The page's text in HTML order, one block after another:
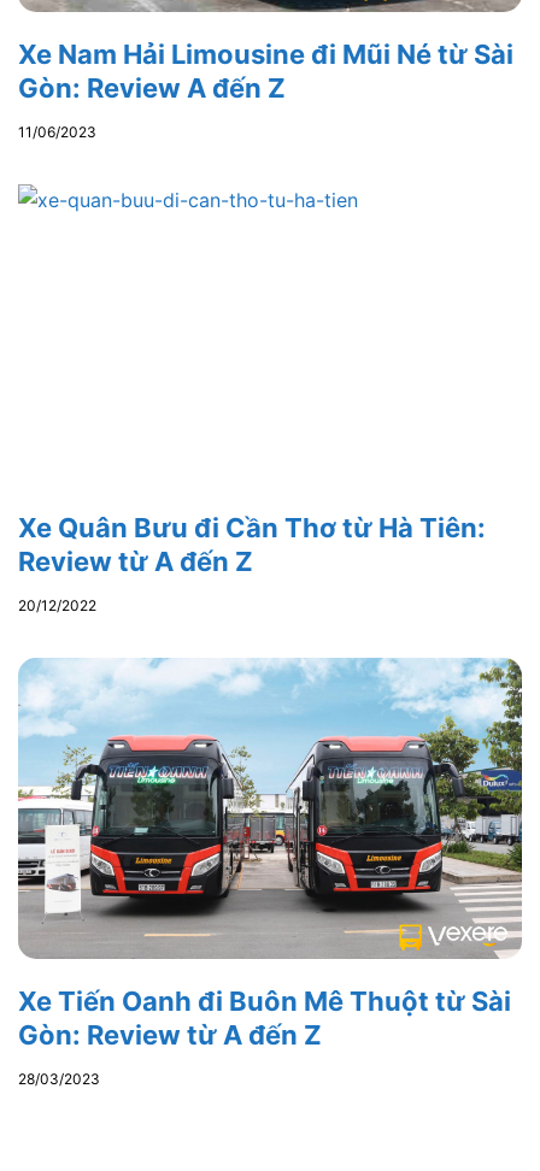
Xe Nam Hải Limousine đi Mũi Né từ Sài
Gòn: Review A đến Z
11/06/2023
Xe Quân Bưu đi Cần Thơ từ Hà Tiên:
Review từ A đến Z
20/12/2022
Xe Tiến Oanh đi Buôn Mê Thuột từ Sài
Gòn: Review từ A đến Z
28/03/2023